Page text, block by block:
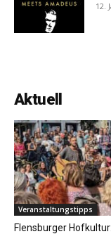
12.
Aktuell
Veranstaltungstipps
Flensburger Hofkultur: